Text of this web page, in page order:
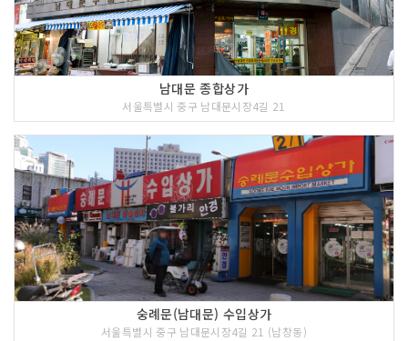
남대문 종합상가
서울특별시 중구 남대문시장4길 21
숭례문(남대문) 수입상가
서울특별시 중구 남대문시장4길 21 (남창동)